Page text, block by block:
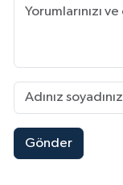
Gönder